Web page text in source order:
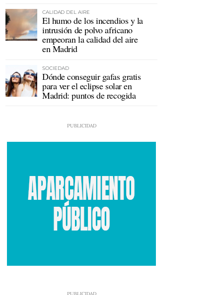
CALIDAD DEL AIRE
El humo de los incendios y la
intrusión de polvo africano
empeoran la calidad del aire
en Madrid
SOCIEDAD
Dónde conseguir gafas gratis
para ver el eclipse solar en
Madrid: puntos de recogida